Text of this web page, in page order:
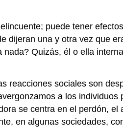
puede tener
dijeran una y otra vez que
Quizás, él o ella
reacciones sociales son
a los individuos
se centra en el perdón, el
en algunas sociedades,